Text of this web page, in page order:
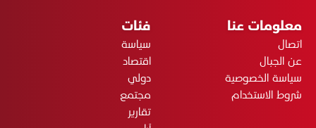
معلومات عنا
اتصال
عن الجبال
سياسة الخصوصية
شروط الاستخدام
فئات
سياسة
اقتصاد
دولي
مجتمع
تقارير